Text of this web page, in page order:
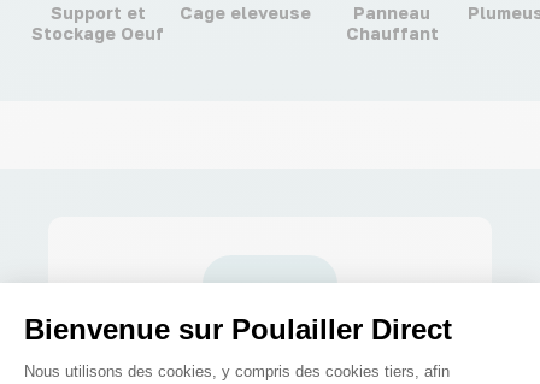
Bienvenue sur Poulailler Direct
Plateforme de Gestion du
Nous utilisons des cookies, y compris des cookies tiers, afin
Support et
Stockage Oeuf
Cage eleveuse
Panneau
Chauffant